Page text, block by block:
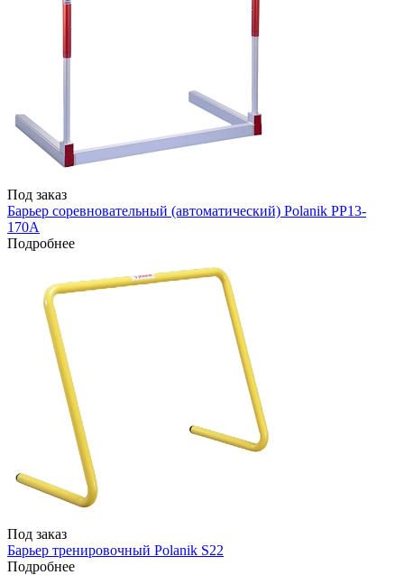
Под заказ
Барьер соревновательный (автоматический) Polanik PP13-
170A
Подробнее
Под заказ
Барьер тренировочный Polanik S22
Подробнее